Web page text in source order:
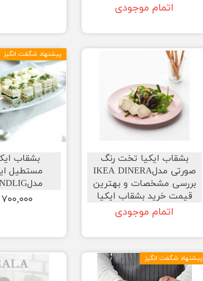
اتمام موجودی
بشقاب ایکیا تخت رنگ
صورتی مدلIKEA DINERA
بررسی مشخصات و بهترین
قیمت خرید بشقاب ایکیا
اتمام موجودی
بشقاب
مستطیل
مدلIKEA MINDLIG
۷۰۰,۰۰۰ تومان
پیشنهاد شگفت انگیز
پیشنهاد شگفت انگیز